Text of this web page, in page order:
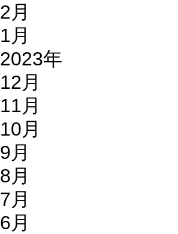
2月
1月
2023年
12月
11月
10月
9月
8月
7月
6月